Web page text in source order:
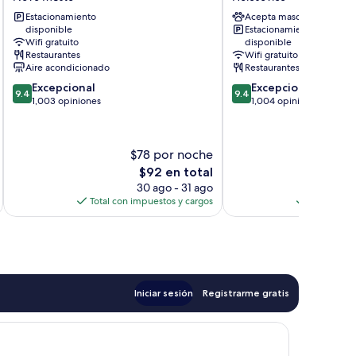
Prague
Nové
Město
Estacionamiento
disponible
Wifi gratuito
Restaurantes
Aire acondicionado
9.4
de
9.4 Excepcional
1,003 opiniones
$78 por noche
El
precio
actual
es
$92 en total
30 ago - 31 ago
Total con impuestos y cargos
Prague
Holesovice
Acepta mascotas
Estacionamiento
disponible
Wifi gratuito
Restaurantes
9.4
de
9.4 Excepcional
1,004 opiniones
Iniciar sesión Registrarme gratis